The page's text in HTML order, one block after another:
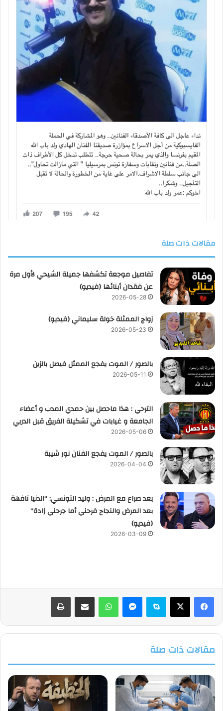
مقالات ذات صلة
تفاصيل موجعة تكشفها جميلة الشيحي لأول مرة
عن فقدان أبنائها (فيديو)
2026-05-28
زواج الممثلة خولة سليماني (فيديو)
2026-05-23
بالصور / الموت يفجع الممثل فيصل بالزين
2026-05-11
الترحي : هذا ماحصل بين حمدي المدب و أعضاء
الجامعة و غيابات في تشكيلة الفريق قبل الدربي
2026-05-06
بالصور / الموت يفجع الفنان نور شيبة
2026-04-04
بعد صراع مع المرض : وليد التونسي: “الدنيا تافهة
بعد المرض والنجاح فرحني أما جرحني زادة”
(فيديو)
2026-03-09
فيسبوك سكايب واتساب
مقالات ذات صلة